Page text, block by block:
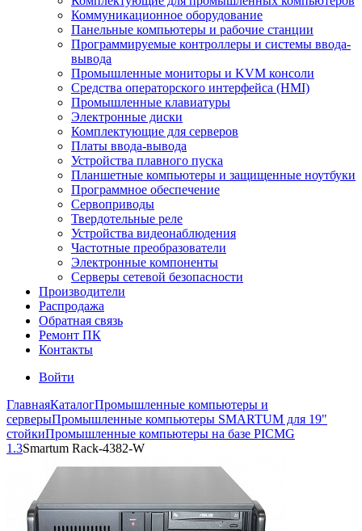
Коммуникационное оборудование
Панельные компьютеры и рабочие станции
Программируемые контроллеры и системы ввода-
вывода
Промышленные мониторы и KVM консоли
Средства операторского интерфейса (HMI)
Промышленные клавиатуры
Электронные диски
Комплектующие для серверов
Платы ввода-вывода
Устройства плавного пуска
Планшетные компьютеры и защищенные ноутбуки
Программное обеспечение
Сервоприводы
Твердотельные реле
Устройства видеонаблюдения
Частотные преобразователи
Электронные компоненты
Серверы сетевой безопасности
Производители
Распродажа
Обратная связь
Ремонт ПК
Контакты
Войти
ГлавнаяКаталогПромышленные компьютеры и
серверыПромышленные компьютеры SMARTUM для 19"
стойкиПромышленные компьютеры на базе PICMG
1.3Smartum Rack-4382-W